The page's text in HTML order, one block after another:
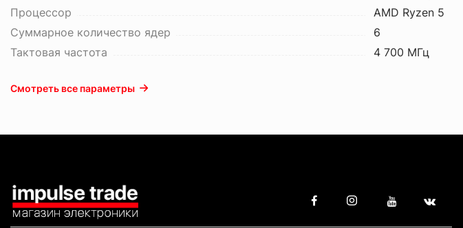
Процессор
AMD Ryzen 5
Суммарное количество ядер
6
Тактовая частота
4 700 МГц
Смотреть все параметры